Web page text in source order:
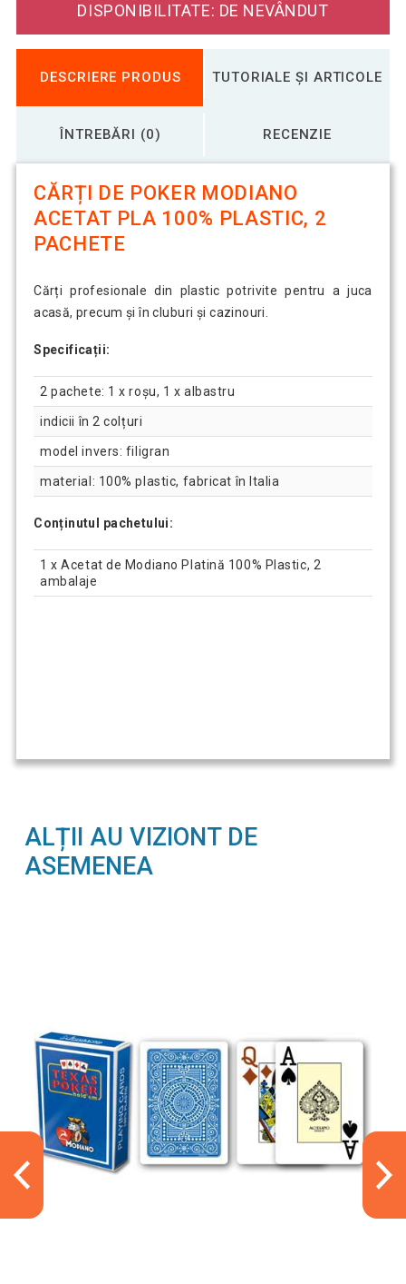
DISPONIBILITATE: DE NEVÂNDUT
DESCRIERE PRODUS TUTORIALE ȘI ARTICOLE
ÎNTREBĂRI (0) RECENZIE
CĂRȚI DE POKER MODIANO
ACETAT PLA 100% PLASTIC, 2
PACHETE
Cărți profesionale din plastic potrivite pentru a juca
acasă, precum și în cluburi și cazinouri.
Specificații:
2 pachete: 1 x roșu, 1 x albastru
indicii în 2 colțuri
model invers: filigran
material: 100% plastic, fabricat în Italia
Conținutul pachetului:
1 x Acetat de Modiano Platină 100% Plastic, 2
ambalaje
ALȚII AU VIZIONT DE
ASEMENEA